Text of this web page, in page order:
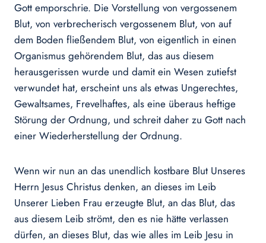
Gott emporschrie. Die Vorstellung von vergossenem
Blut, von verbrecherisch vergossenem Blut, von auf
dem Boden fließendem Blut, von eigentlich in einen
Organismus gehörendem Blut, das aus diesem
herausgerissen wurde und damit ein Wesen zutiefst
verwundet hat, erscheint uns als etwas Ungerechtes,
Gewaltsames, Frevelhaftes, als eine überaus heftige
Störung der Ordnung, und schreit daher zu Gott nach
einer Wiederherstellung der Ordnung.
Wenn wir nun an das unendlich kostbare Blut Unseres
Herrn Jesus Christus denken, an dieses im Leib
Unserer Lieben Frau erzeugte Blut, an das Blut, das
aus diesem Leib strömt, den es nie hätte verlassen
dürfen, an dieses Blut, das wie alles im Leib Jesu in